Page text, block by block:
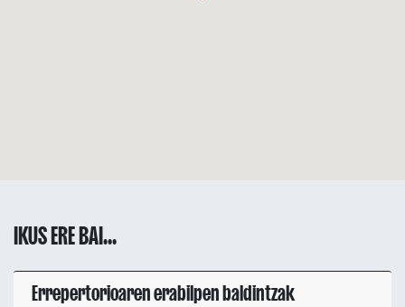
IKUS ERE BAI...
Errepertorioaren erabilpen baldintzak